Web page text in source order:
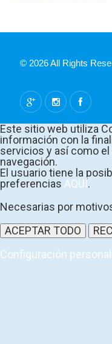
© 2026 All Rights
Este sitio web utiliza
información con la
servicios y así como
navegación.
El usuario tiene la
preferencias AQUÍ.
Necesarias por
ACEPTAR TODO
Configuración